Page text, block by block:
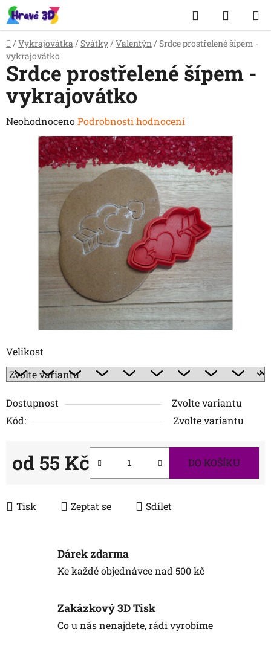
Přejít
na
obsah
Hledat
KOŠÍK
Domů
/ Vykrajovátka / Svátky / Valentýn / Srdce prostřelené šípem -
vykrajovátko
Velikost
Dostupnost
Zvolte variantu
Kód:
Zvolte variantu
od 55 Kč DO KOŠÍKU
Tisk Zeptat se Sdílet
Srdce prostřelené šípem -
vykrajovátko
Průměrné
hodnocení
produktu
hvězdiček.
NeohodnocenoPodrobnosti hodnocení
Dárek zdarma
Ke každé objednávce nad 500 kč
Zakázkový 3D Tisk
Co u nás nenajdete, rádi vyrobíme